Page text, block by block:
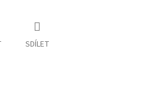
SDÍLET